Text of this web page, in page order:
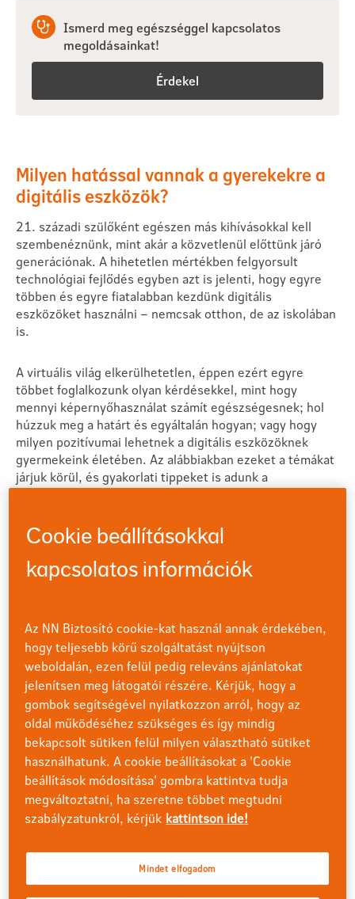
Ismerd meg egészséggel kapcsolatos
megoldásainkat!
Érdekel
Milyen hatással vannak a gyerekekre a
digitális eszközök?
21. századi szülőként egészen más kihívásokkal kell
szembenéznünk, mint akár a közvetlenül előttünk járó
generációnak. A hihetetlen mértékben felgyorsult
technológiai fejlődés egyben azt is jelenti, hogy egyre
többen és egyre fiatalabban kezdünk digitális
eszközöket használni – nemcsak otthon, de az iskolában
is.
A virtuális világ elkerülhetetlen, éppen ezért egyre
többet foglalkozunk olyan kérdésekkel, mint hogy
mennyi képernyőhasználat számít egészségesnek; hol
húzzuk meg a határt és egyáltalán hogyan; vagy hogy
milyen pozitívumai lehetnek a digitális eszközöknek
gyermekeink életében. Az alábbiakban ezeket a témákat
járjuk körül, és gyakorlati tippeket is adunk a
1. Digitális eszközök a legkisebbeknél?
Magyarországon a három év alatti gyerekek fele, a 4–6
éveseknek pedig 90%-a használ okoseszközöket
eszközök a legkisebbekre egészen más hatással vannak,
mint egy tinédzser korú gyerekre.
Atúl korai okostelefon-használatakár olyan komoly,
hosszú távú károkkal is járhat, mint a beszédkészség
Cookie beállításokkal
kapcsolatos információk
Az NN Biztosító cookie-kat használ annak érdekében,
hogy teljesebb körű szolgáltatást nyújtson
weboldalán, ezen felül pedig releváns ajánlatokat
jelenítsen meg látogatói részére. Kérjük, hogy a
gombok segítségével nyilatkozzon arról, hogy az
oldal működéséhez szükséges és így mindig
bekapcsolt sütiken felül milyen választható sütiket
használhatunk. A cookie beállításokat a 'Cookie
beállítások módosítása' gombra kattintva tudja
megváltoztatni, ha szeretne többet megtudni
szabályzatunkról, kérjük kattintson ide!
Mindet elfogadom